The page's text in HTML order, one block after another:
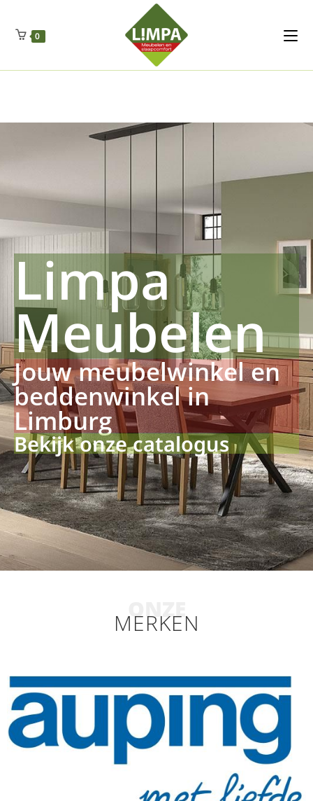
Regenschut
Drueckerpro
Fettsauren Dekemax Kapselmed
Luftkuhlen Zauberfan Netzfenste Insektensc
0
Limpa
Meubelen
Jouw meubelwinkel en
beddenwinkel in
Limburg
Bekijk onze catalogus
ONZE
MERKEN